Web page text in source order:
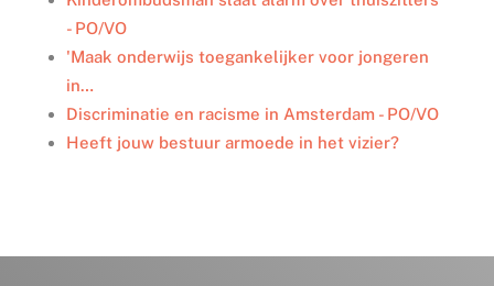
n
k
- PO/VO
'Maak onderwijs toegankelijker voor jongeren
in…
Discriminatie en racisme in Amsterdam - PO/VO
Heeft jouw bestuur armoede in het vizier?